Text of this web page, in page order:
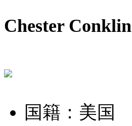
Chester Conklin
国籍：美国